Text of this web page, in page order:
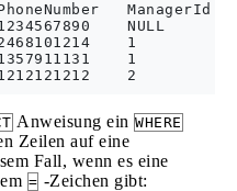
NULL
1
1
Anweisung ein WHERE
Zeilen auf eine
Fall, wenn es eine
= -Zeichen gibt: